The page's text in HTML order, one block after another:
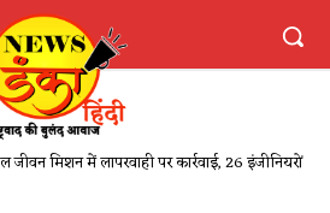
जीवन मिशन में लापरवाही पर कार्रवाई, 26 इंजीनियरों